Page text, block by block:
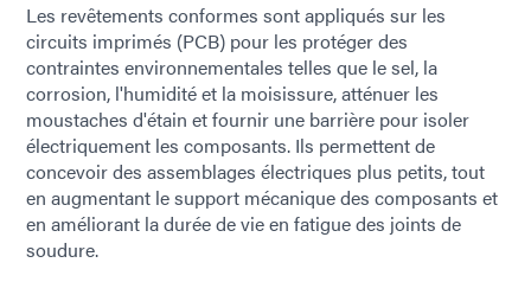
Les revêtements conformes sont appliqués sur les
circuits imprimés (PCB) pour les protéger des
contraintes environnementales telles que le sel, la
corrosion, l'humidité et la moisissure, atténuer les
moustaches d'étain et fournir une barrière pour isoler
électriquement les composants. Ils permettent de
concevoir des assemblages électriques plus petits, tout
en augmentant le support mécanique des composants et
en améliorant la durée de vie en fatigue des joints de
soudure.